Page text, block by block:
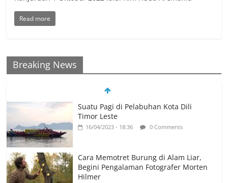
Read more
Breaking News
Suatu Pagi di Pelabuhan Kota Dili
Timor Leste
16/04/2023 - 18:36 0 Comments
Cara Memotret Burung di Alam Liar,
Begini Pengalaman Fotografer Morten
Hilmer